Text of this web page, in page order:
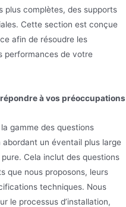
plus complètes, des supports
Cette section est conçue
afin de résoudre les
performances de votre
à vos préoccupations
gamme des questions
abordant un éventail plus large
Cela inclut des questions
que nous proposons, leurs
techniques. Nous
le processus d’installation,